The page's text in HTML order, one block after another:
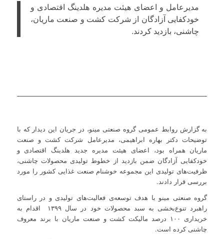
مدیرعامل و اعضای هیئت مدیره هلدینگ اقتصادی و
خودکفایی آزادگان از شرکت کشت و صنعت ماریان،
چاشنی، بازدید کردند.
به گزارش روابط عمومی گروه صنعتی مینو، در جریان این دیدار که با
توضیحات دکتر بهاره ابراهیمی، مدیرعامل شرکت کشت و صنعت
ماریان همراه بود، اعضای هیئت مدیره جدید هلدینگ اقتصادی و
خودکفایی آزادگان ضمن بازدید از خطوط تولیدی محصولات چاشنی،
ظرفیت‌های تولیدی این مجموعه خوشنام صنعت غذایی کشور را مورد
بررسی قرار دادند.
گروه صنعتی مینو با هدف توسعه‌ی فعالیت‌های تولیدی و در راستای
راهبرد تنوع‌بخشی به سبد محصولات خود در سال ۱۳۹۹ اقدام به
خریداری ۱۰۰ درصد مالیکت کشت و صنعت ماریان با برند معروف
چاشنی کرده است.